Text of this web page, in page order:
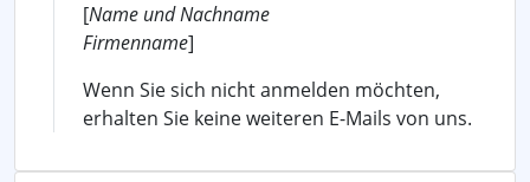
[Name und Nachname
Firmenname]
Wenn Sie sich nicht anmelden möchten,
erhalten Sie keine weiteren E-Mails von uns.